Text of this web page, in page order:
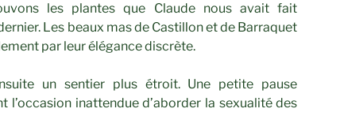
les plantes que Claude nous avait fait
Les beaux mas de Castillon et de Barraquet
par leur élégance discrète.
un sentier plus étroit. Une petite pause
l’occasion inattendue d’aborder la sexualité des